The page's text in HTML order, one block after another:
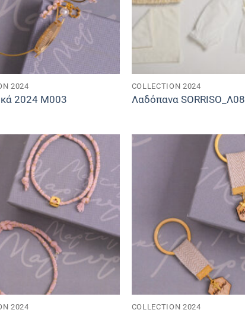
2024
2024 M003
COLLECTION 2024
Λαδόπανα SORRISO_Λ08
2024 COLLECTION 2024